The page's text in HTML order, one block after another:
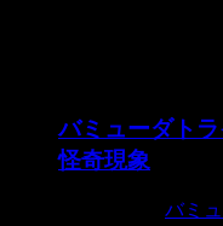
バミューダト
怪奇現象
バミ